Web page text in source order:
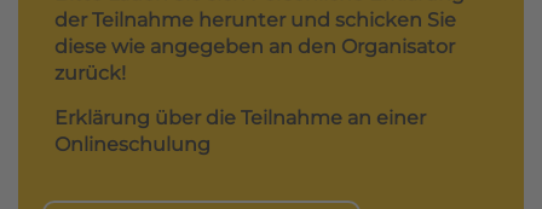
der Teilnahme herunter und schicken Sie
diese wie angegeben an den Organisator
zurück!
Erklärung über die Teilnahme an einer
Onlineschulung